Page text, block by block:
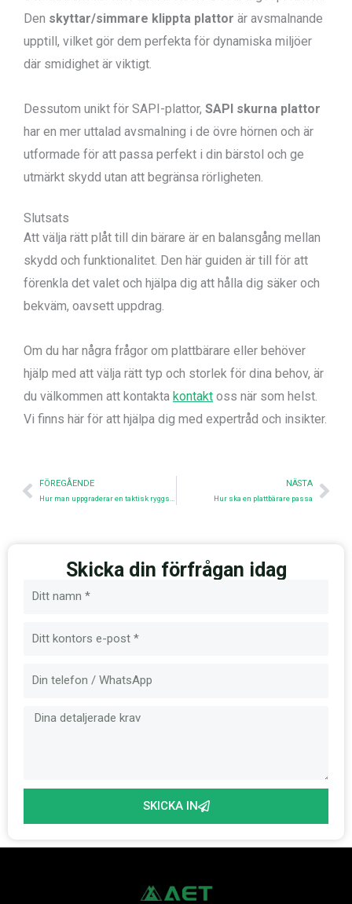
Den skyttar/simmare klippta plattor är avsmalnande
upptill, vilket gör dem perfekta för dynamiska miljöer
där smidighet är viktigt.
Dessutom unikt för SAPI-plattor, SAPI skurna plattor
har en mer uttalad avsmalning i de övre hörnen och är
utformade för att passa perfekt i din bärstol och ge
utmärkt skydd utan att begränsa rörligheten.
Slutsats
Att välja rätt plåt till din bärare är en balansgång mellan
skydd och funktionalitet. Den här guiden är till för att
förenkla det valet och hjälpa dig att hålla dig säker och
bekväm, oavsett uppdrag.
Om du har några frågor om plattbärare eller behöver
hjälp med att välja rätt typ och storlek för dina behov, är
du välkommen att kontakta kontakt oss när som helst.
Vi finns här för att hjälpa dig med expertråd och insikter.
FöreFÖREGÅENDE NÄSTA
Hur ska en plattbärare passa
Skicka din förfrågan idag
SKICKA IN